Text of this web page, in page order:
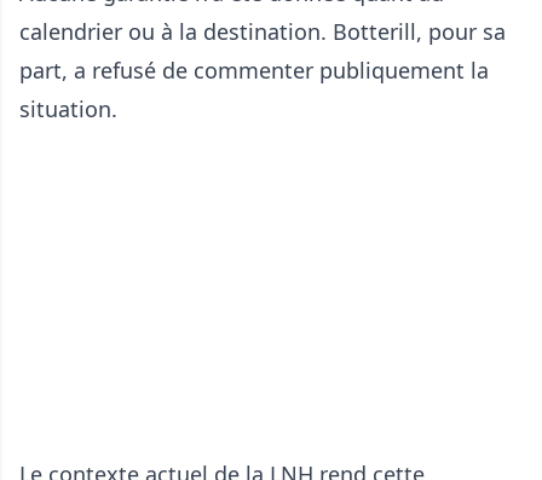
calendrier ou à la destination. Botterill, pour sa
part, a refusé de commenter publiquement la
situation.
Le contexte actuel de la LNH rend cette